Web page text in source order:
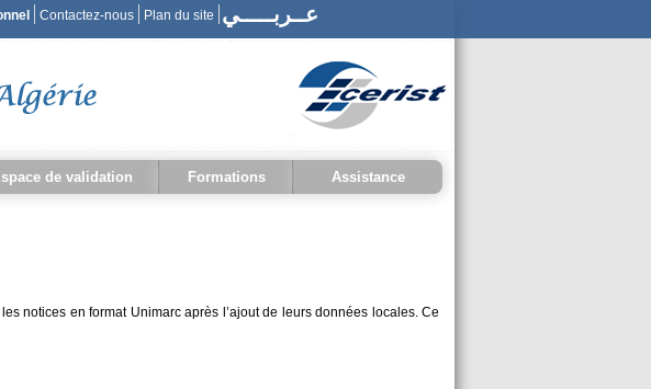
de validation Formations Assistance
notices en format Unimarc après l’ajout de leurs données locales. Ce